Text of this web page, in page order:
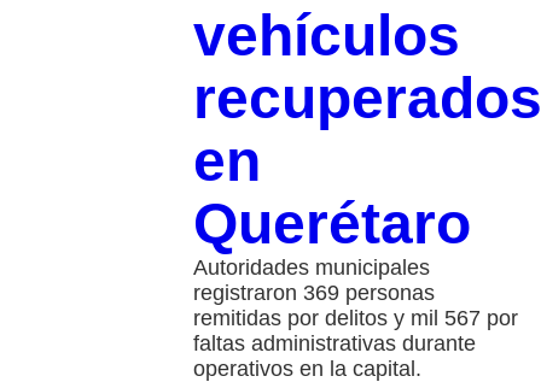
vehículos
recuperados
en
Querétaro
Autoridades municipales
registraron 369 personas
remitidas por delitos y mil 567 por
faltas administrativas durante
operativos en la capital.